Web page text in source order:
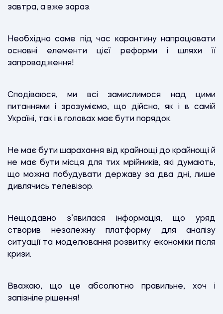
завтра, а вже зараз.
Необхідно саме під час карантину напрацювати
основні елементи цієї реформи і шляхи її
запровадження!
Сподіваюся, ми всі замислимося над цими
питаннями і зрозуміємо, що дійсно, як і в самій
Україні, так і в головах має бути порядок.
Не має бути шарахання від крайнощі до крайнощі й
не має бути місця для тих мрійників, які думають,
що можна побудувати державу за два дні, лише
дивлячись телевізор.
Нещодавно з’явилася інформація, що уряд
створив незалежну платформу для аналізу
ситуації та моделювання розвитку економіки після
кризи.
Вважаю, що це абсолютно правильне, хоч і
запізніле рішення!